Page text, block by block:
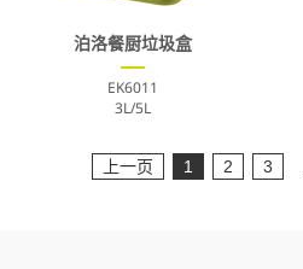
泊洛餐厨垃圾盒
EK6011
3L/5L
上一页 1 2 3